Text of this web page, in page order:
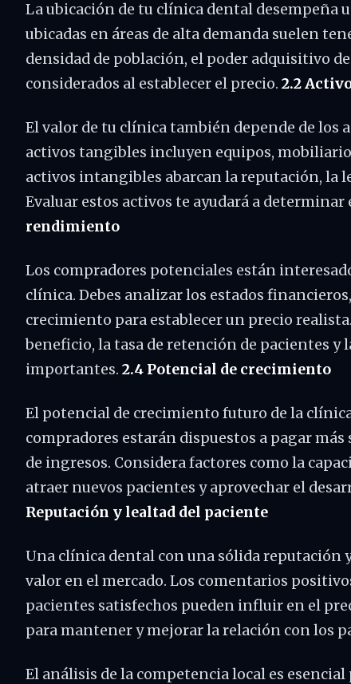
La ubicación de tu clínica dental desempeña
ubicadas en áreas de alta demanda suelen
densidad de población, el poder adquisitivo
considerados al establecer el precio. 2.2
El valor de tu clínica también depende de los
activos tangibles incluyen equipos,
activos intangibles abarcan la reputación, la
Evaluar estos activos te ayudará a determinar
rendimiento
Los compradores potenciales están
clínica. Debes analizar los estados
crecimiento para establecer un precio
beneficio, la tasa de retención de pacientes
importantes. 2.4 Potencial de crecimiento
El potencial de crecimiento futuro de la
compradores estarán dispuestos a pagar
de ingresos. Considera factores como la
atraer nuevos pacientes y aprovechar el
Reputación y lealtad del paciente
Una clínica dental con una sólida reputación
valor en el mercado. Los comentarios
pacientes satisfechos pueden influir en el
para mantener y mejorar la relación con los
El análisis de la competencia local es